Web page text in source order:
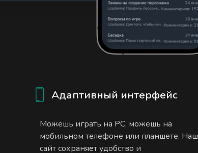
Адаптивный интерфейс
Можешь играть на PC, можешь на
мобильном телефоне или планшете. Наш
сайт сохраняет удобство и